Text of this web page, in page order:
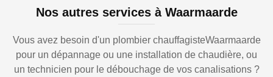
Nos autres services à Waarmaarde
Vous avez besoin d'un plombier chauffagisteWaarmaarde
pour un dépannage ou une installation de chaudière, ou
un technicien pour le débouchage de vos canalisations ?